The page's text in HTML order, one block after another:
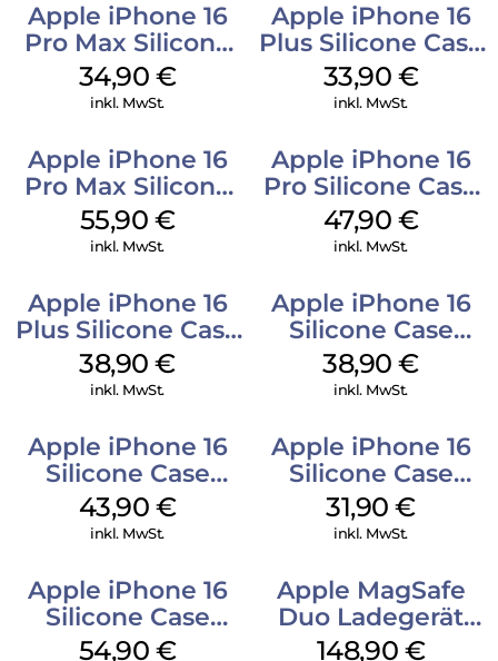
Apple iPhone 16
Pro Max Silicone
Case MagSafe
Denim
34,90 €
inkl. MwSt.
Apple iPhone 16
Plus Silicone Case
MagSafe Lake
Green
33,90 €
inkl. MwSt.
Apple iPhone 16
Pro Max Silicone
Case MagSafe
Stone Gray
55,90 €
inkl. MwSt.
Apple iPhone 16
Pro Silicone Case
MagSafe Denim
47,90 €
inkl. MwSt.
Apple iPhone 16
Plus Silicone Case
MagSafe Denim
38,90€
inkl. MwSt.
Apple iPhone 16
Silicone Case
MagSafe
Ultramarine
38,90€
inkl. MwSt.
Apple iPhone 16
Silicone Case
MagSafe Plum
43,90 €
inkl. MwSt.
Apple iPhone 16
Silicone Case
MagSafe Fuchsia
31,90€
inkl. MwSt.
Apple iPhone 16
Silicone Case
MagSafe Lake
54,90 €
Apple MagSafe
Duo Ladegerät
Weiß
148,90 €